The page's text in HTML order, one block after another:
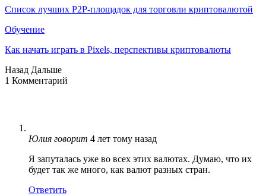
Список лучших P2P-площадок для торговли криптовалютой
Обучение
Как начать играть в Pixels, перспективы криптовалюты
Назад Дальше
1 Комментарий
Юлия говорит 4 лет тому назад
Я запуталась уже во всех этих валютах. Думаю, что их
будет так же много, как валют разных стран.
Ответить